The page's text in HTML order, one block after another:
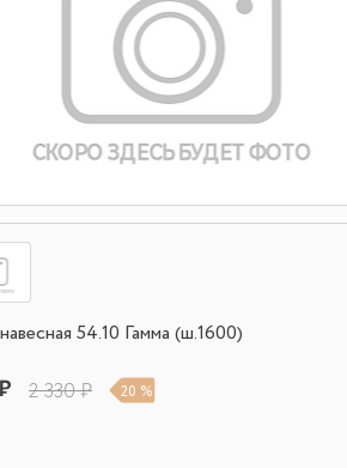
54.10 Гамма (ш.1600)
2 330 ₽ 20 %